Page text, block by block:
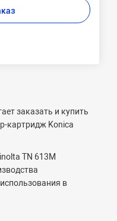
заказать и купить
картридж Konica
TN 613M
в